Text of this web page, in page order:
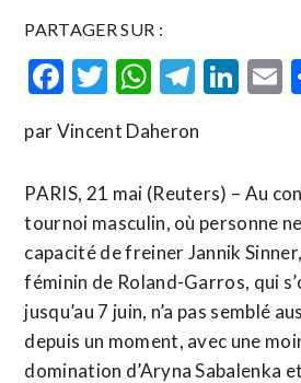
PARTAGER SUR :
Facebook
Twitter
par Vincent Daheron
PARIS, 21 mai (Reuters) – Au
tournoi masculin, où personne
capacité de freiner Jannik
féminin de Roland-Garros, qui
jusqu’au 7 juin, n’a pas semblé
depuis un moment, avec une
domination d’Aryna Sabalenka